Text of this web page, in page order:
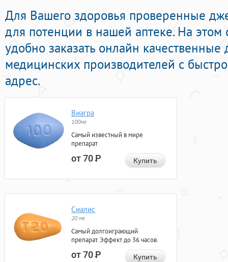
Для Вашего здоровья проверенные
для потенции в нашей аптеке. На
удобно заказать онлайн
медицинских производителей с
адрес.
Виагра
100мг
Самый известный в мире
препарат
от 70Р Купить
Сиалис
20 мг
Самый долгоиграющий
препарат. Эффект до 36 часов.
от 70Р Купить